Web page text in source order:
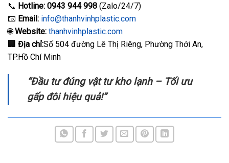
📞 Hotline: 0943 944 998 (Zalo/24/7)
📧 Email: info@thanhvinhplastic.com
🌐Website: thanhvinhplastic.com
🏢 Địa chỉ:Số 504 đường Lê Thị Riêng, Phường Thới An,
TP.Hồ Chí Minh
“Đầu tư đúng vật tư kho lạnh – Tối ưu
gấp đôi hiệu quả!”